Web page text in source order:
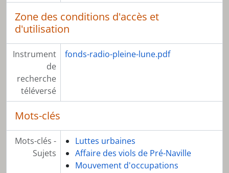
[Sous-série] SS06 - RPL 1986
[Sous-série] SS07 - RPL 1987
[Sous-série] SS08 - RPL 1988
[Sous-série] SS09 - RPL 1989
[Sous-série] SS10 - RPL 1990
[Sous-série] SS11 - RPL 1991
[Sous-série] SS12 - RPL 1992
[Sous-série] SS12 - RPL 1993
[Sous-série] SS13 - RPL 1994
[Sous-série] SS14 - RPL 1995
[Sous-série] SS15 - RPL 1996
[Sous-série] SS17 - RPL 1997
[Sous-série] SS18 - RPL 1998
[Sous-série] SS19 - RPL 1999
Zone des conditions d'accès et
d'utilisation
Instrument
de
recherche
téléversé
fonds-radio-pleine-lune.pdf
Mots-clés
Mots-clés -
Sujets
Luttes urbaines
Affaire des viols de Pré-Naville
Mouvement d'occupations